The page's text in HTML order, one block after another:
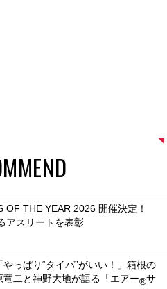
OF THE YEAR 2026 開催決定！
アスリートを表彰
やっぱり“タイパ”がいい！」箱根の
二と神野大地が語る「エアー®サ